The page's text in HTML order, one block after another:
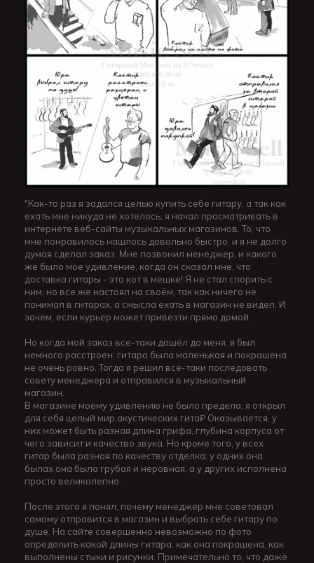
"Как-то раз я задался целью купить себе гитару, а так как
ехать мне никуда не хотелось, я начал просматривать в
интернете веб-сайты музыкальных магазинов. То, что
мне понравилось нашлось довольно быстро, и я не долго
думая сделал заказ. Мне позвонил менеджер, и какого
же было мое удивление, когда он сказал мне, что
доставка гитары - это кот в мешке! Я не стал спорить с
ним, но все же настоял на своём, так как ничего не
понимал в гитарах, а смысла ехать в магазин не видел. И
зачем, если курьер может привезти прямо домой.
Но когда мой заказ все-таки дошёл до меня, я был
немного расстроен: гитара была маленькая и покрашена
не очень ровно. Тогда я решил все-таки последовать
совету менеджера и отправился в музыкальный
магазин.
В магазине моему удивлению не было предела, я открыл
для себя целый мир акустических гита₽ Оказывается, у
них может быть разная длина грифа, глубина корпуса от
чего зависит и качество звука. Но кроме того, у всех
гитар была разная по качеству отделка: у одних она
былах она была грубая и неровная, а у других исполнена
просто великолепно.
После этого я понял, почему менеджер мне советовал
самому отправится в магазин и выбрать себе гитару по
душе. На сайте совершенно невозможно по фото
определить какой длины гитара, как она покрашена, как
выполнены стыки и рисунки. Примечательно то, что даже